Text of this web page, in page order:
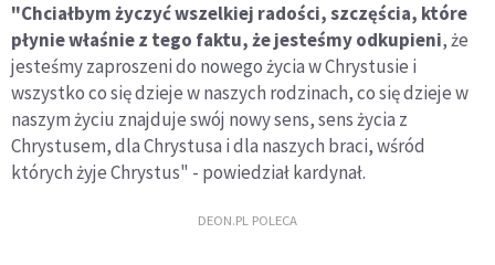
"Chciałbym życzyć wszelkiej radości, szczęścia, które
płynie właśnie z tego faktu, że jesteśmy odkupieni, że
jesteśmy zaproszeni do nowego życia w Chrystusie i
wszystko co się dzieje w naszych rodzinach, co się dzieje w
naszym życiu znajduje swój nowy sens, sens życia z
Chrystusem, dla Chrystusa i dla naszych braci, wśród
których żyje Chrystus" - powiedział kardynał.
DEON.PL POLECA